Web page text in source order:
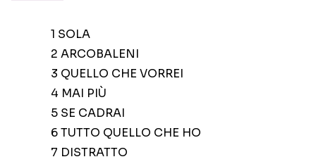
1 SOLA
2 ARCOBALENI
3 QUELLO CHE VORREI
4 MAI PIÙ
5 SE CADRAI
6 TUTTO QUELLO CHE HO
7 DISTRATTO